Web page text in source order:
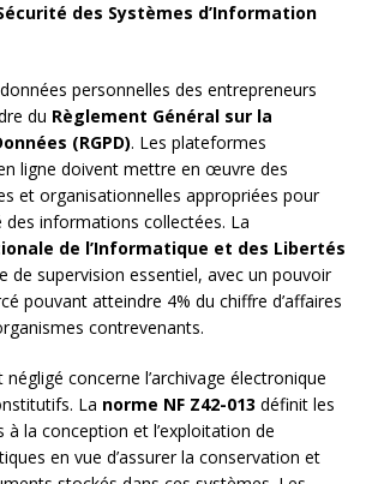
des Systèmes d’Information
personnelles des entrepreneurs
du Règlement Général sur la
(RGPD). Les plateformes
ligne doivent mettre en œuvre des
et organisationnelles appropriées pour
des informations collectées. La
de l’Informatique et des Libertés
de supervision essentiel, avec un pouvoir
pouvant atteindre 4% du chiffre d’affaires
contrevenants.
concerne l’archivage électronique
La norme NF Z42-013 définit les
à la conception et l’exploitation de
en vue d’assurer la conservation et